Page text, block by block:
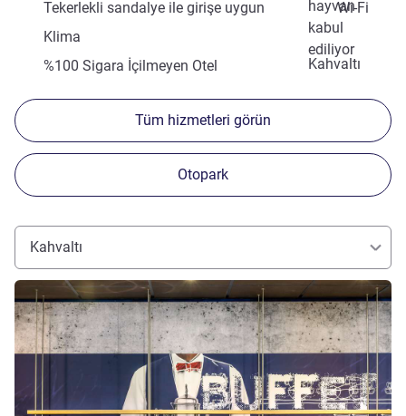
hayvan
kabul
ediliyor
Tekerlekli sandalye ile girişe uygun
Wi-Fi
Klima
Kahvaltı
%100 Sigara İçilmeyen Otel
Tüm hizmetleri görün
Otopark
Kahvaltı
Ayrıntıları göster